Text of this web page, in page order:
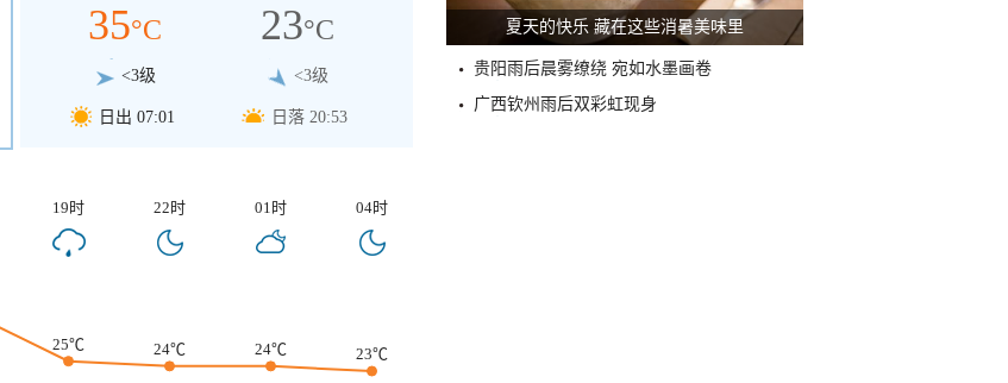
35°C
<3级
日出 07:01
23°C
<3级
日落 20:53
19时 22时 01时 04时
25℃ 24℃ 24℃ 23℃
夏天的快乐 藏在这些消暑美味里
贵阳雨后晨雾缭绕 宛如水墨画卷
广西钦州雨后双彩虹现身